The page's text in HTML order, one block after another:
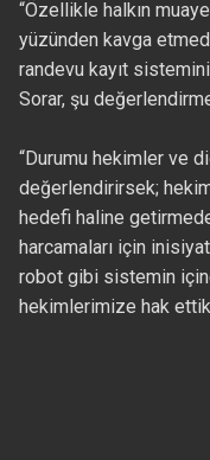
“Özellikle halkın
yüzünden kavga
randevu kayıt
Sorar, şu
“Durumu hekimler ve
değerlendirirsek;
hedefi haline
harcamaları için
robot gibi sistemin
hekimlerimize hak